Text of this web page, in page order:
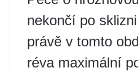
nekončí po
právě v tomto
réva maximální